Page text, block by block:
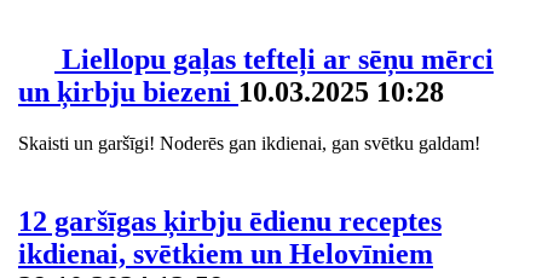
Liellopu gaļas tefteļi ar sēņu mērci
un ķirbju biezeni 10.03.2025 10:28
Skaisti un garšīgi! Noderēs gan ikdienai, gan svētku galdam!
12 garšīgas ķirbju ēdienu receptes
ikdienai, svētkiem un Helovīniem